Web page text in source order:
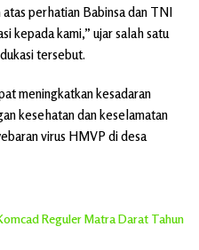
perhatian Babinsa dan TNI
kepada kami,” ujar salah satu
tersebut.
meningkatkan kesadaran
kesehatan dan keselamatan
virus HMVP di desa
Reguler Matra Darat Tahun